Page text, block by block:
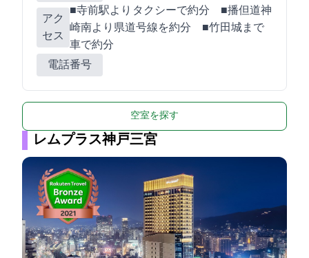
アク
セス
■JR寺前駅より タクシーで約25分 ■播但道神
崎南ICより県道8号線を約30分 ■竹田城まで
車で約70分
電話番号
空室を探す
レムプラス神戸三宮